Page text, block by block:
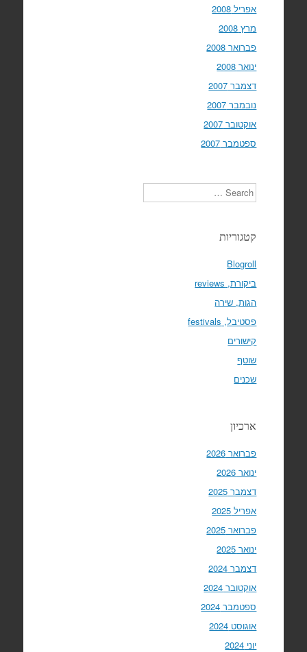
אפריל 2008
מרץ 2008
פברואר 2008
ינואר 2008
דצמבר 2007
נובמבר 2007
אוקטובר 2007
ספטמבר 2007
Search
קטגוריות
Blogroll
ביקורת, reviews
הגות, שירה
פסטיבל, festivals
קישורים
שוטף
שכנים
ארכיון
פברואר 2026
ינואר 2026
דצמבר 2025
אפריל 2025
פברואר 2025
ינואר 2025
דצמבר 2024
אוקטובר 2024
ספטמבר 2024
אוגוסט 2024
יוני 2024